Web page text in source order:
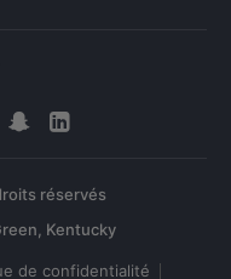
réservés
de confidentialité